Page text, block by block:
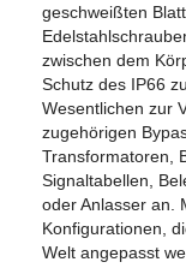
geschweißten
zwischen dem
Schutz des IP66
Wesentlichen zur
zugehörigen
Transformatoren,
Signaltabellen,
oder Anlasser an.
Konfigurationen,
Welt angepasst